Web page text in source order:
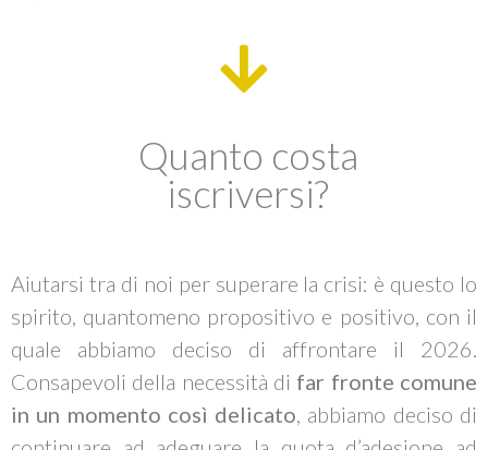
Quanto costa
iscriversi?
Aiutarsi tra di noi per superare la crisi: è questo lo
spirito, quantomeno propositivo e positivo, con il
quale abbiamo deciso di affrontare il 2026.
Consapevoli della necessità di far fronte comune
in un momento così delicato, abbiamo deciso di